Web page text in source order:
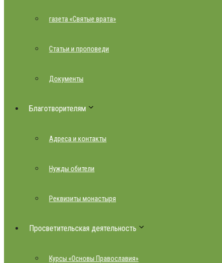
газета «Святые врата»
Статьи и проповеди
Документы
Благотворителям
Адреса и контакты
Нужды обители
Реквизиты монастыря
Просветительская деятельность
Курсы «Основы Православия»